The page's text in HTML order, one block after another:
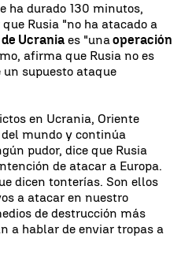
ha durado 130 minutos,
Rusia "no ha atacado a
Ucrania es "unaoperación
afirma que Rusia no es
supuesto ataque
en Ucrania, Oriente
mundo y continúa
pudor, dice que Rusia
de atacar a Europa.
dicen tonterías. Son ellos
a atacar en nuestro
de destrucción más
a hablar de enviar tropas a